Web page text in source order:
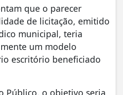
que o parecer
de licitação, emitido
municipal, teria
um modelo
escritório beneficiado